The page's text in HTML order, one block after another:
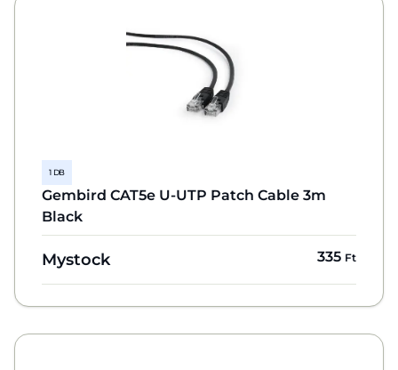
1 DB
Gembird CAT5e U-UTP Patch Cable 3m
Black
Mystock 335 Ft